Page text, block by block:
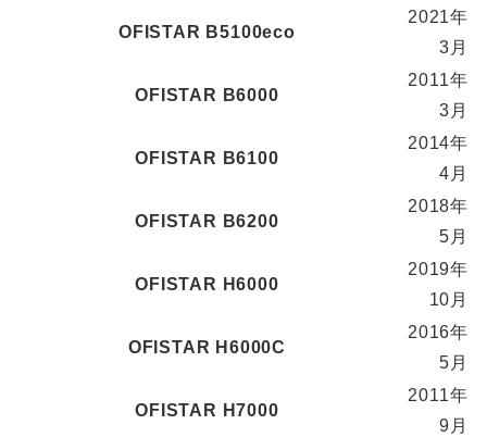
OFISTAR B5100eco
2021年
3月
OFISTAR B6000
2011年
3月
OFISTAR B6100
2014年
4月
OFISTAR B6200
2018年
5月
OFISTAR H6000
2019年
10月
OFISTAR H6000C
2016年
5月
OFISTAR H7000
2011年
9月